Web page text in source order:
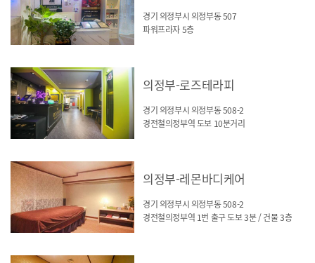
경기 의정부시 의정부동 507
파워프라자 5층
의정부-로즈테라피
경기 의정부시 의정부동 508-2
경전철의정부역 도보 10분거리
의정부-레몬바디케어
경기 의정부시 의정부동 508-2
경전철의정부역 1번 출구 도보 3분 / 건물 3층